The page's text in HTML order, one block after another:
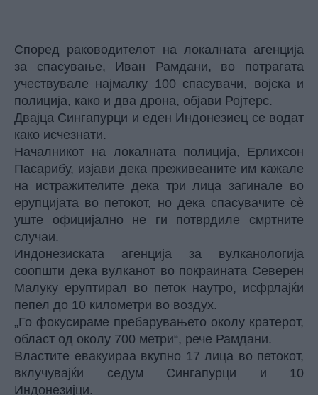
Според раководителот на локалната агенција
за спасување, Иван Рамдани, во потрагата
учествувале најмалку 100 спасувачи, војска и
полиција, како и два дрона, објави Ројтерс.
Двајца Сингапурци и еден Индонезиец се водат
како исчезнати.
Началникот на локалната полиција, Ерлихсон
Пасарибу, изјави дека преживеаните им кажале
на истражителите дека три лица загинале во
ерупцијата во петокот, но дека спасувачите сè
уште официјално не ги потврдиле смртните
случаи.
Индонезиската агенција за вулканологија
соопшти дека вулканот во покраината Северен
Малуку еруптирал во петок наутро, исфрлајќи
пепел до 10 километри во воздух.
„Го фокусираме пребарувањето околу кратерот,
област од околу 700 метри“, рече Рамдани.
Властите евакуираа вкупно 17 лица во петокот,
вклучувајќи седум Сингапурци и 10
Индонезијци.